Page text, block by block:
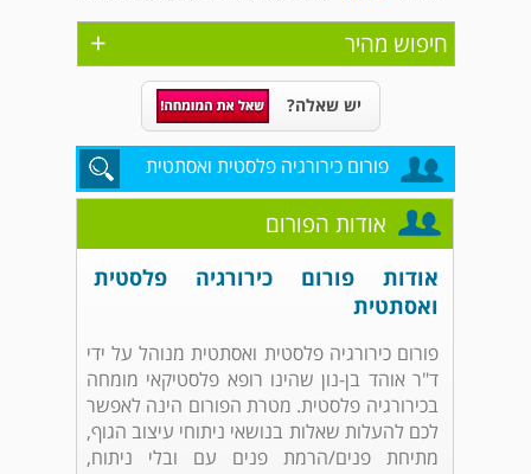
+ חיפוש מהיר
יש שאלה?
פורום כירורגיה פלסטית ואסתטית
אודות הפורום
אודות פורום כירורגיה פלסטית
ואסתטית
פורום כירורגיה פלסטית ואסתטית מנוהל על ידי
ד"ר אוהד בן-נון שהינו רופא פלסטיקאי מומחה
בכירורגיה פלסטית. מטרת הפורום הינה לאפשר
לכם להעלות שאלות בנושאי ניתוחי עיצוב הגוף,
מתיחת פנים/הרמת פנים עם ובלי ניתוח,